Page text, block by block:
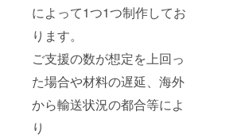
によって1つ1つ制作してお
ります。
ご支援の数が想定を上回っ
た場合や材料の遅延、海外
から輸送状況の都合等によ
り